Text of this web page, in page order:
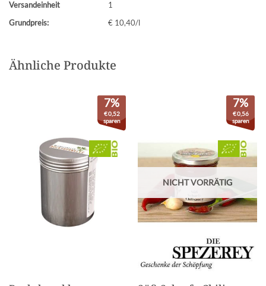
Versandeinheit
1
Grundpreis:
€ 10,40/l
Ähnliche Produkte
7%
€0,52
sparen
NICHT VORRÄTIG
7%
€0,56
sparen